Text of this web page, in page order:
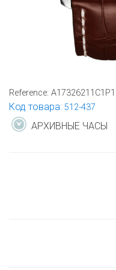
Reference: A17326211C1P1
Код товара: 512-437
АРХИВНЫЕ ЧАСЫ